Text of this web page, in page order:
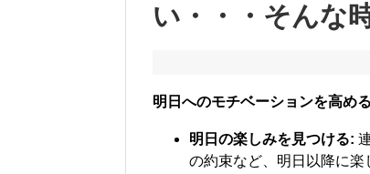
い・・・そんな
明日へのモチベーションを高め
明日の楽しみを見つける:
の約束など、明日以降に楽